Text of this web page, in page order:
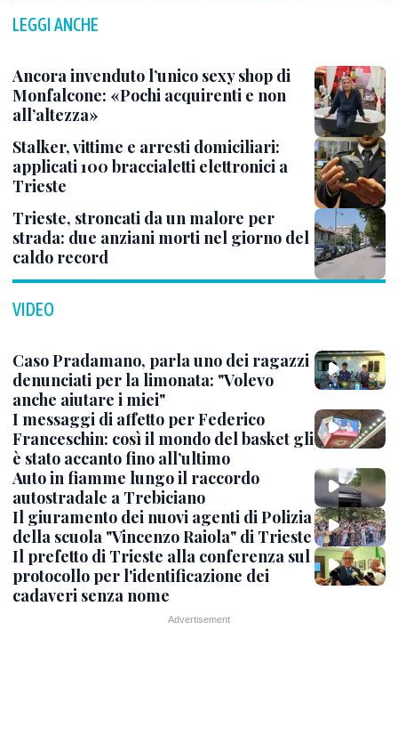
LEGGI ANCHE
Ancora invenduto l’unico sexy shop di
Monfalcone: «Pochi acquirenti e non
all’altezza»
Stalker, vittime e arresti domiciliari:
applicati 100 braccialetti elettronici a
Trieste
Trieste, stroncati da un malore per
strada: due anziani morti nel giorno del
caldo record
VIDEO
Caso Pradamano, parla uno dei ragazzi
denunciati per la limonata: "Volevo
anche aiutare i miei"
I messaggi di affetto per Federico
Franceschin: così il mondo del basket gli
è stato accanto fino all’ultimo
Auto in fiamme lungo il raccordo
autostradale a Trebiciano
Il giuramento dei nuovi agenti di Polizia
della scuola "Vincenzo Raiola" di Trieste
Il prefetto di Trieste alla conferenza sul
protocollo per l'identificazione dei
cadaveri senza nome